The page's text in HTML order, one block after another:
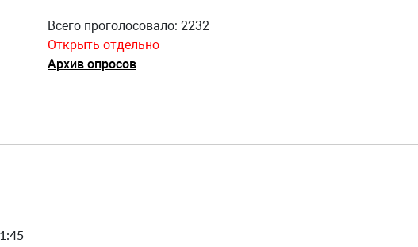
Всего проголосовало: 2232
Открыть отдельно
Архив опросов